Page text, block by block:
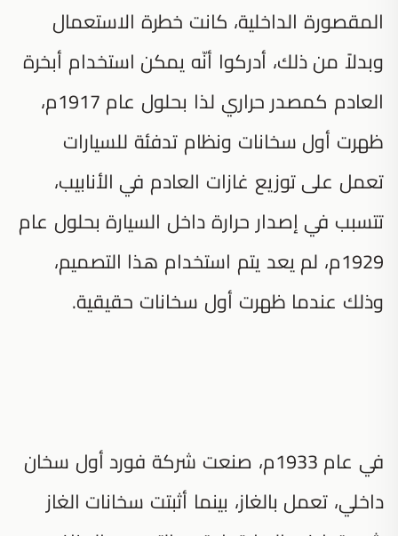
المقصورة الداخلية، كانت خطرة الاستعمال
وبدلاً من ذلك، أدركوا أنّه يمكن استخدام أبخرة
العادم كمصدر حراري لذا بحلول عام 1917م،
ظهرت أول سخانات ونظام تدفئة للسيارات
تعمل على توزيع غازات العادم في الأنابيب،
تتسبب في إصدار حرارة داخل السيارة بحلول عام
1929م، لم يعد يتم استخدام هذا التصميم،
وذلك عندما ظهرت أول سخانات حقيقية.
في عام 1933م، صنعت شركة فورد أول سخان
داخلي، تعمل بالغاز، بينما أثبتت سخانات الغاز